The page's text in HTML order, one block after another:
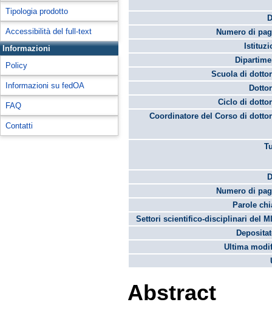
Tipologia prodotto
Accessibilità del full-text
Informazioni
Policy
Informazioni su fedOA
FAQ
Contatti
Numero di
Scuola di
Ciclo di
Coordinatore del Corso di
Numero di
Parole
Settori scientifico-disciplinari del
Ultima
Abstract